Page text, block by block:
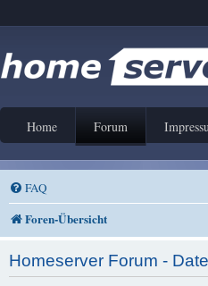
Home Forum
FAQ
Foren-Übersicht
Homeserver Forum -